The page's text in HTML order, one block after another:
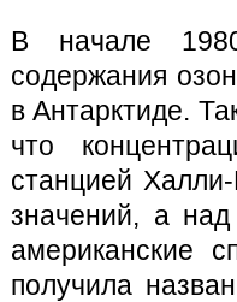
В начале
содержания
в Антарктиде.
что
станцией
значений, а
американские
получила